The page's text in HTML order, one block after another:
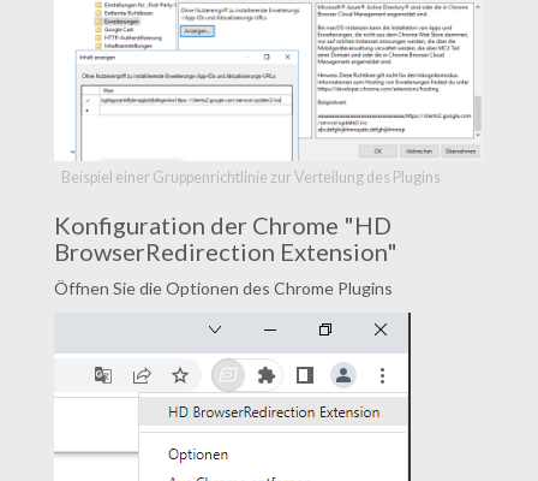
Beispiel einer Gruppenrichtlinie zur Verteilung des Plugins
Konfiguration der Chrome "HD
BrowserRedirection Extension"
Öffnen Sie die Optionen des Chrome Plugins